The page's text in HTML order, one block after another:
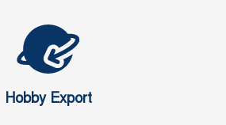
Hobby Export